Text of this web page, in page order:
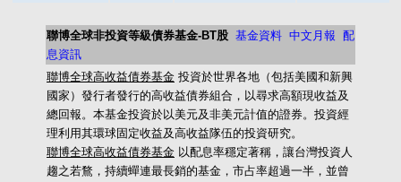
聯博全球非投資等級債券基金-BT股 基金資料 中文月報 配
息資訊
聯博全球高收益債券基金 投資於世界各地（包括美國和新興
國家）發行者發行的高收益債券組合，以尋求高額現收益及
總回報。本基金投資於以美元及非美元計值的證券。投資經
理利用其環球固定收益及高收益隊伍的投資研究。
聯博全球高收益債券基金 以配息率穩定著稱，讓台灣投資人
趨之若鶩，持續蟬連最長銷的基金，市占率超過一半，並曾